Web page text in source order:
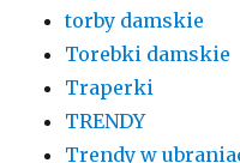
torby damskie
Torebki damskie
Traperki
TRENDY
Trendy w